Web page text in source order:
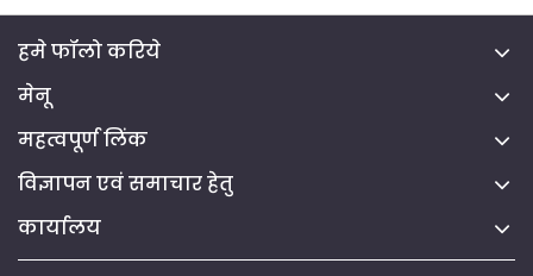
हमे फॉलो करिये
मेनू
महत्वपूर्ण लिंक
विज्ञापन एवं समाचार हेतु
कार्यालय